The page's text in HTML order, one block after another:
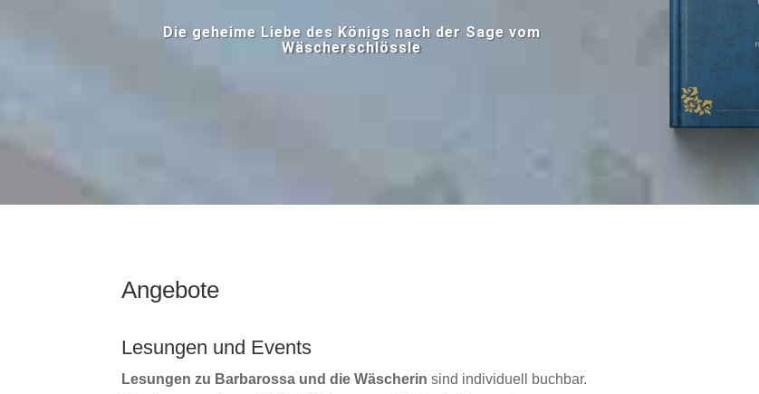
Die geheime Liebe des Königs nach der Sage vom
Wäscherschlössle
Angebote
Lesungen und Events
Lesungen zu Barbarossa und die Wäscherinsind individuell buchbar.